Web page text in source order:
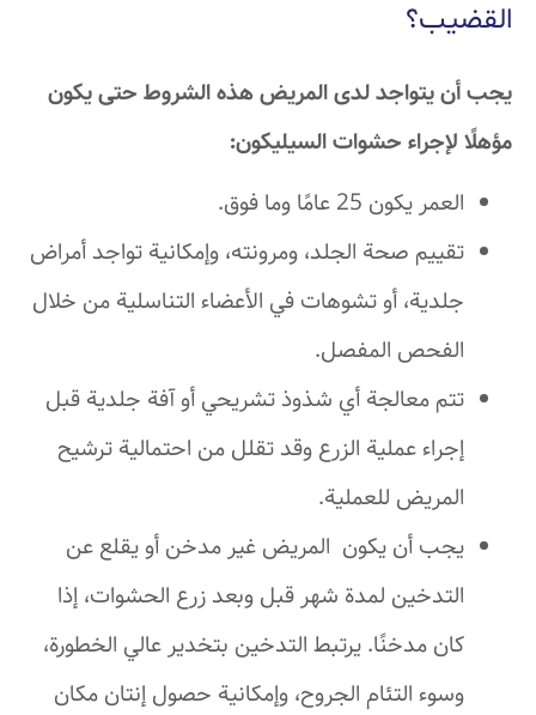
القضيب؟
يجب أن يتواجد لدى المريض هذه الشروط حتى يكون
مؤهلًا لإجراء حشوات السيليكون:
العمر يكون 25 عامًا وما فوق.
تقييم صحة الجلد، ومرونته، وإمكانية تواجد أمراض
جلدية، أو تشوهات في الأعضاء التناسلية من خلال
الفحص المفصل.
تتم معالجة أي شذوذ تشريحي أو آفة جلدية قبل
إجراء عملية الزرع وقد تقلل من احتمالية ترشيح
المريض للعملية.
يجب أن يكون المريض غير مدخن أو يقلع عن
التدخين لمدة شهر قبل وبعد زرع الحشوات، إذا
كان مدخنًا. يرتبط التدخين بتخدير عالي الخطورة،
وسوء التئام الجروح، وإمكانية حصول إنتان مكان